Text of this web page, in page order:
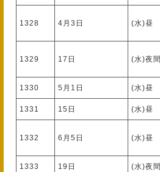
1328 4月3日 (水)昼
1329 17日 (水)夜間
1330 5月1日 (水)昼
1331 15日 (水)昼
1332 6月5日 (水)昼
1333 19日 (水)夜間